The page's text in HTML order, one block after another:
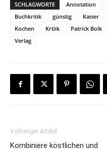
SCHLAGWORTE Annotation
Buchkritik
günstig Kaiser
Kochen
Krtiik Patrick Bolk
Verlag
Vorheriger Artikel
Kombiniere köstlichen und